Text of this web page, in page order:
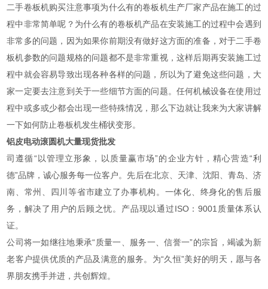
二手卷板机购买注意事项为什么有的卷板机生产厂家产品在施工的过
程中非常简单呢？为什么有的卷板机产品在安装施工的过程中会遇到
非常多的问题，因为如果你前期没有做好这方面的准备，对于二手卷
板机参数的问题规格的问题都不是非常重视，这样后期再安装施工过
程中就会容易导致出现各种各样的问题，所以为了避免这些问题，大
家一定要去注意到关于一些细节方面的问题。任何机械设备在使用过
程中或多或少都会出现一些特殊情况，那么下边就让我来为大家讲解
一下如何防止卷板机发生桶状变形。
铝皮电动滚圆机大量现货批发
司遵循“以管理立形象，以质量赢市场”的企业方针，精心营造“利
德”品牌，诚心服务每一位客户。先后在北京、天津、沈阳、青岛、济
南、常州、四川等省市建立了办事机构。一体化、终身化的售后服
务，解决了用户的后顾之忧。产品现以通过ISO：9001质量体系认
证。
公司将一如继往地秉承“质量一、服务一、信誉一”的宗旨，竭诚为新
老客户提供优质的产品及满意的服务。为“久恒”美好的明天，愿与各
界朋友携手并进，共创辉煌。